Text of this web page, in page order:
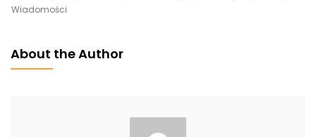
Wiadomości
About the Author